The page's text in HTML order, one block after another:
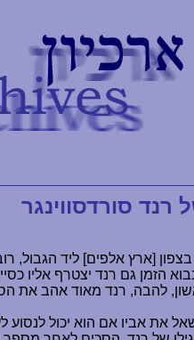
סורדסווינגר
[ארץ אלפים] ליד הגבול,
להבה, רנד מאוד אהב את
את אביו אם הוא יכול לנסוע